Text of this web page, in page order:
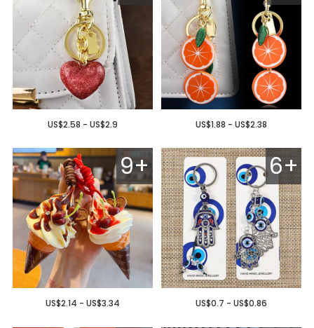
US$2.58 - US$2.9 US$1.88 - US$2.38
9+
US$2.14 - US$3.34
6+
US$0.7 - US$0.86